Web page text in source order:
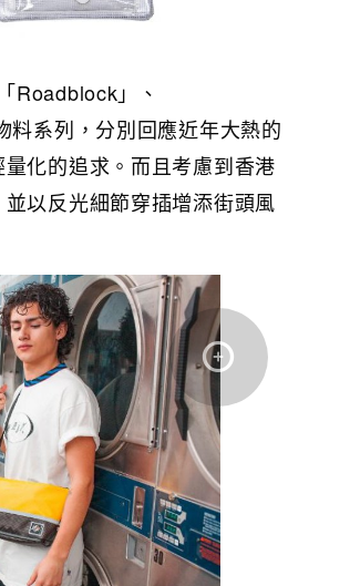
Roadblock」、
料系列，分別回應近年大熱的
化的追求。而且考慮到香港
以反光細節穿插增添街頭風